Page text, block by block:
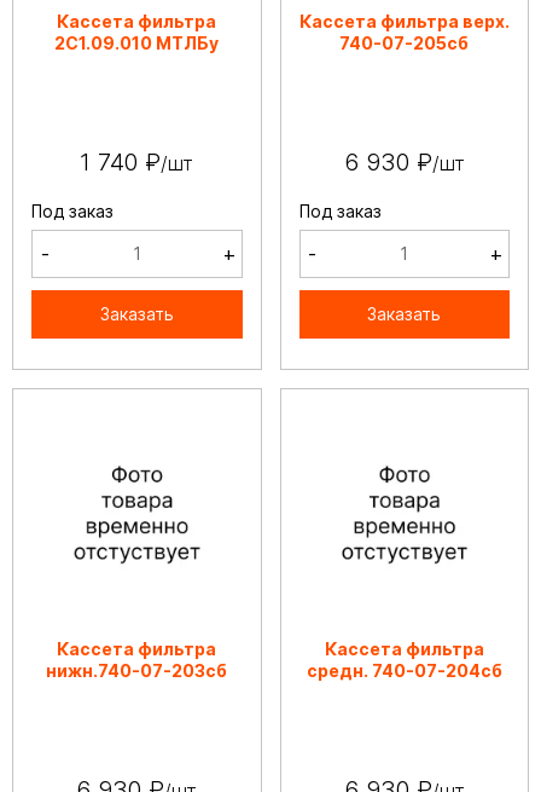
Кассета фильтра
2С1.09.010 МТЛБу
1 740 ₽/шт
Под заказ
- +
Заказать
Кассета фильтра верх.
740-07-205сб
6 930 ₽/шт
Под заказ
- +
Заказать
Кассета фильтра
нижн.740-07-203сб
Кассета фильтра
средн. 740-07-204сб